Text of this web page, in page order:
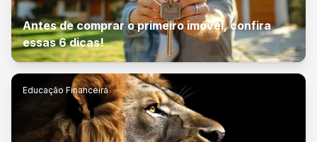
Antes de comprar o primeiro imóvel, confira
essas 6 dicas!
Educação Financeira